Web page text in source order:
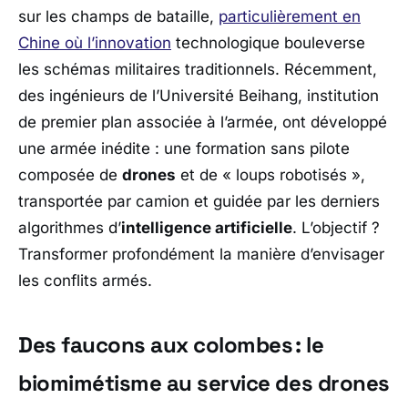
sur les champs de bataille, particulièrement en
Chine où l’innovation technologique bouleverse
les schémas militaires traditionnels. Récemment,
des ingénieurs de l’Université Beihang, institution
de premier plan associée à l’armée, ont développé
une armée inédite : une formation sans pilote
composée de drones et de « loups robotisés »,
transportée par camion et guidée par les derniers
algorithmes d’intelligence artificielle. L’objectif ?
Transformer profondément la manière d’envisager
les conflits armés.
Des faucons aux colombes : le
biomimétisme au service des drones